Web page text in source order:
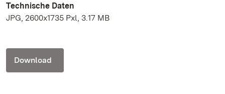
Technische Daten
JPG, 2600x1735 Pxl, 3.17 MB
Download